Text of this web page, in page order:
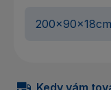
Kedy vám